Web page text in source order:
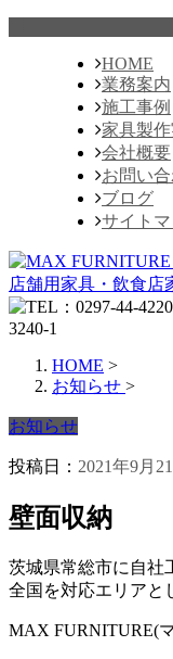
HOME
業務案内
施工事例
家具製
会社概要
お問い
ブログ
サイト
HOME >
お知らせ >
お知らせ
投稿日： 2021年9月
壁面収納
茨城県常総市に自社
全国を対応エリアと
MAX FURNITURE(